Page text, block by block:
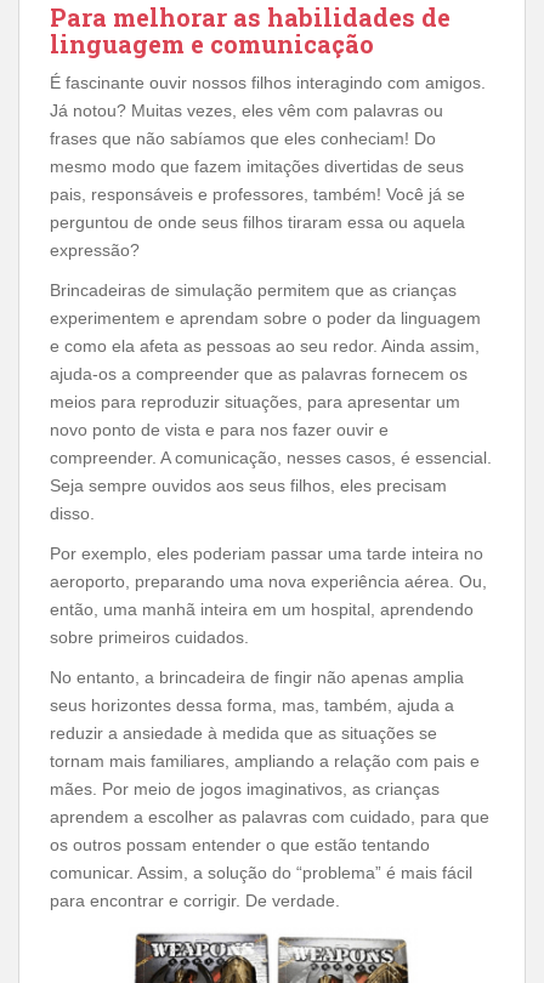
Para melhorar as habilidades de
linguagem e comunicação
É fascinante ouvir nossos filhos interagindo com amigos.
Já notou? Muitas vezes, eles vêm com palavras ou
frases que não sabíamos que eles conheciam! Do
mesmo modo que fazem imitações divertidas de seus
pais, responsáveis ​​e professores, também! Você já se
perguntou de onde seus filhos tiraram essa ou aquela
expressão?
Brincadeiras de simulação permitem que as crianças
experimentem e aprendam sobre o poder da linguagem
e como ela afeta as pessoas ao seu redor. Ainda assim,
ajuda-os a compreender que as palavras fornecem os
meios para reproduzir situações, para apresentar um
novo ponto de vista e para nos fazer ouvir e
compreender. A comunicação, nesses casos, é essencial.
Seja sempre ouvidos aos seus filhos, eles precisam
disso.
Por exemplo, eles poderiam passar uma tarde inteira no
aeroporto, preparando uma nova experiência aérea. Ou,
então, uma manhã inteira em um hospital, aprendendo
sobre primeiros cuidados.
No entanto, a brincadeira de fingir não apenas amplia
seus horizontes dessa forma, mas, também, ajuda a
reduzir a ansiedade à medida que as situações se
tornam mais familiares, ampliando a relação com pais e
mães. Por meio de jogos imaginativos, as crianças
aprendem a escolher as palavras com cuidado, para que
os outros possam entender o que estão tentando
comunicar. Assim, a solução do “problema” é mais fácil
para encontrar e corrigir. De verdade.